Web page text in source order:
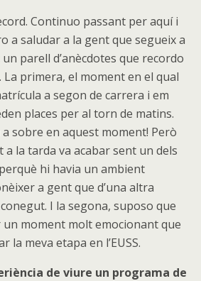
Continuo passant per aquí i
a saludar a la gent que segueix a
un parell d’anècdotes que recordo
La primera, el moment en el qual
a segon de carrera i em
places per al torn de matins.
a sobre en aquest moment! Però
la tarda va acabar sent un dels
hi havia un ambient
a gent que d’una altra
I la segona, suposo que
un moment molt emocionant que
la meva etapa en l’EUSS.
de viure un programa de